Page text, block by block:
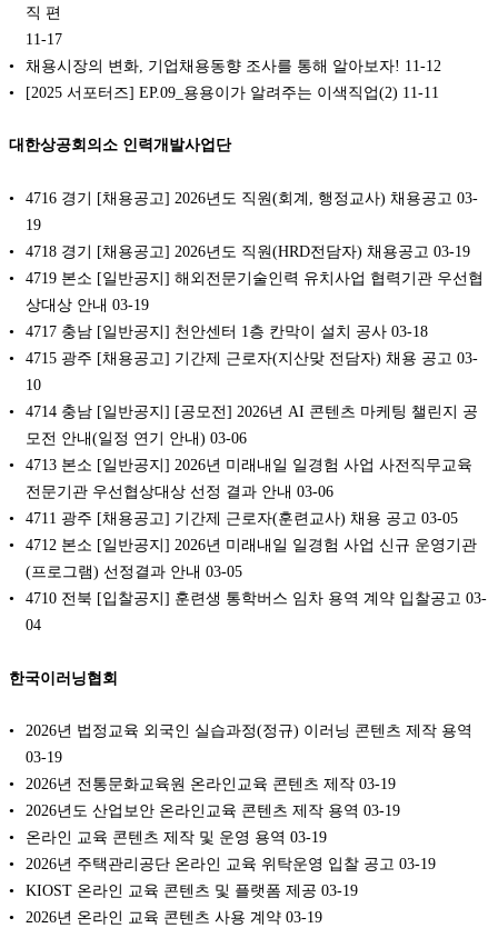
직 편
11-17
채용시장의 변화, 기업채용동향 조사를 통해 알아보자! 11-12
[2025 서포터즈] EP.09_용용이가 알려주는 이색직업(2) 11-11
대한상공회의소 인력개발사업단
4716 경기 [채용공고] 2026년도 직원(회계, 행정교사) 채용공고 03-
19
4718 경기 [채용공고] 2026년도 직원(HRD전담자) 채용공고 03-19
4719 본소 [일반공지] 해외전문기술인력 유치사업 협력기관 우선협
상대상 안내 03-19
4717 충남 [일반공지] 천안센터 1층 칸막이 설치 공사 03-18
4715 광주 [채용공고] 기간제 근로자(지산맞 전담자) 채용 공고 03-
10
4714 충남 [일반공지] [공모전] 2026년 AI 콘텐츠 마케팅 챌린지 공
모전 안내(일정 연기 안내) 03-06
4713 본소 [일반공지] 2026년 미래내일 일경험 사업 사전직무교육
전문기관 우선협상대상 선정 결과 안내 03-06
4711 광주 [채용공고] 기간제 근로자(훈련교사) 채용 공고 03-05
4712 본소 [일반공지] 2026년 미래내일 일경험 사업 신규 운영기관
(프로그램) 선정결과 안내 03-05
4710 전북 [입찰공지] 훈련생 통학버스 임차 용역 계약 입찰공고 03-
04
한국이러닝협회
2026년 법정교육 외국인 실습과정(정규) 이러닝 콘텐츠 제작 용역
03-19
2026년 전통문화교육원 온라인교육 콘텐츠 제작 03-19
2026년도 산업보안 온라인교육 콘텐츠 제작 용역 03-19
온라인 교육 콘텐츠 제작 및 운영 용역 03-19
2026년 주택관리공단 온라인 교육 위탁운영 입찰 공고 03-19
KIOST 온라인 교육 콘텐츠 및 플랫폼 제공 03-19
2026년 온라인 교육 콘텐츠 사용 계약 03-19